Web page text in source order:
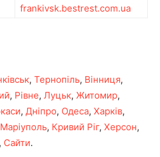
frankivsk.bestrest.com.ua
, Тернопіль, Вінниця,
, Рівне, Луцьк, Житомир,
, Дніпро, Одеса, Харків,
Маріуполь, Кривий Ріг, Херсон,
, Сайти.